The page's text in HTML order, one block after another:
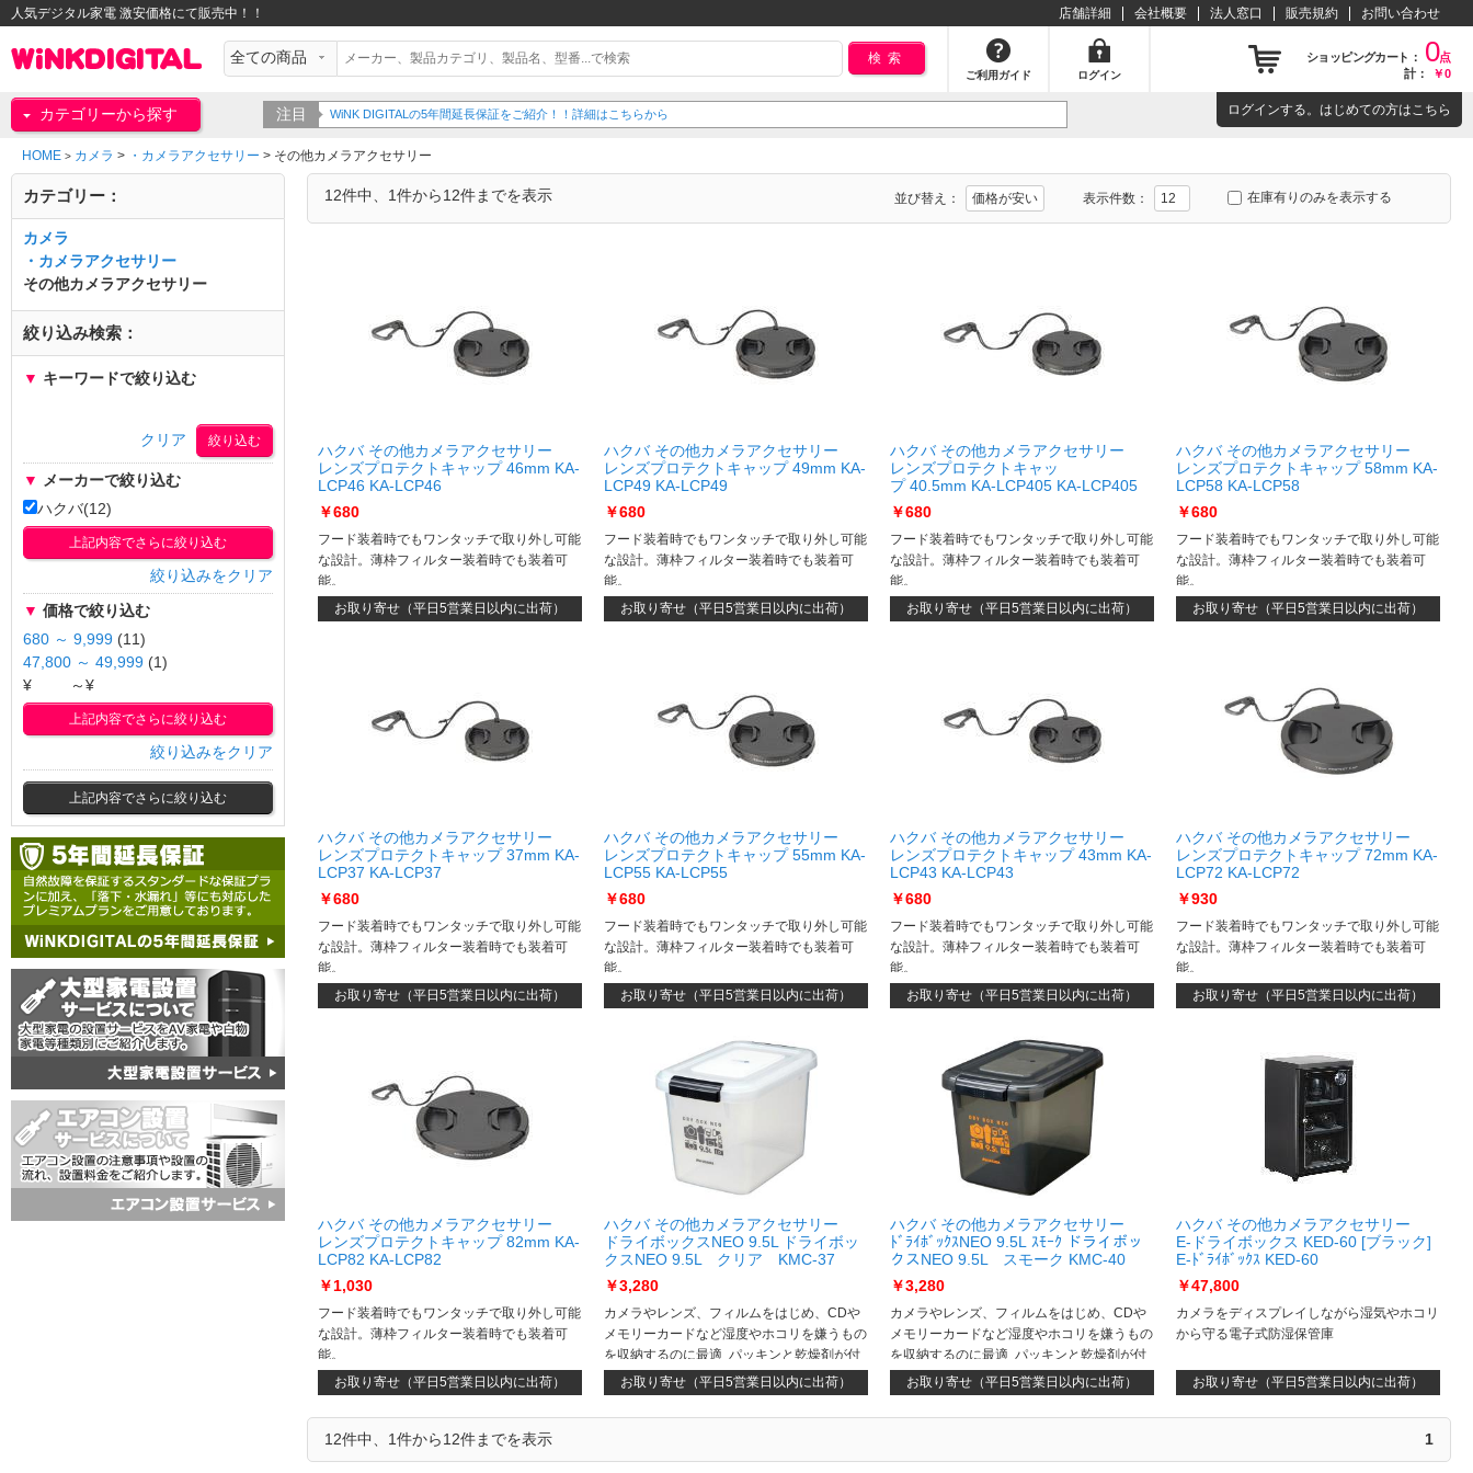
人気デジタル家電 激安価格にて販売中！！ 店舗詳細 会社概要 法人窓口 販売規約 お問い合わせ
検索
ご利用ガイド ログイン
ショッピングカート： 0点
計：
￥0
カテゴリーから探す 注目 WiNK DIGITALの5年間延長保証をご紹介！！詳細はこちらから ログインする。はじめての方はこちら
HOME > カメラ > ・カメラアクセサリー > その他カメラアクセサリー
12件中、1件から12件までを表示 並び替え： 表示件数： 在庫有りのみを表示する
ハクバ その他カメラアクセサリー
レンズプロテクトキャップ 46mm KA-
LCP46 KA-LCP46
￥680
フード装着時でもワンタッチで取り外し可能
な設計。薄枠フィルター装着時でも装着可
能。
お取り寄せ（平日5営業日以内に出荷）
ハクバ その他カメラアクセサリー
レンズプロテクトキャップ 49mm KA-
LCP49 KA-LCP49
￥680
フード装着時でもワンタッチで取り外し可能
な設計。薄枠フィルター装着時でも装着可
能。
お取り寄せ（平日5営業日以内に出荷）
ハクバ その他カメラアクセサリー
レンズプロテクトキャッ
プ 40.5mm KA-LCP405 KA-LCP405
￥680
フード装着時でもワンタッチで取り外し可能
な設計。薄枠フィルター装着時でも装着可
能。
お取り寄せ（平日5営業日以内に出荷）
ハクバ その他カメラアクセサリー
レンズプロテクトキャップ 58mm KA-
LCP58 KA-LCP58
￥680
フード装着時でもワンタッチで取り外し可能
な設計。薄枠フィルター装着時でも装着可
能。
お取り寄せ（平日5営業日以内に出荷）
ハクバ その他カメラアクセサリー
レンズプロテクトキャップ 37mm KA-
LCP37 KA-LCP37
￥680
フード装着時でもワンタッチで取り外し可能
な設計。薄枠フィルター装着時でも装着可
能。
お取り寄せ（平日5営業日以内に出荷）
ハクバ その他カメラアクセサリー
レンズプロテクトキャップ 55mm KA-
LCP55 KA-LCP55
￥680
フード装着時でもワンタッチで取り外し可能
な設計。薄枠フィルター装着時でも装着可
能。
お取り寄せ（平日5営業日以内に出荷）
ハクバ その他カメラアクセサリー
レンズプロテクトキャップ 43mm KA-
LCP43 KA-LCP43
￥680
フード装着時でもワンタッチで取り外し可能
な設計。薄枠フィルター装着時でも装着可
能。
お取り寄せ（平日5営業日以内に出荷）
ハクバ その他カメラアクセサリー
レンズプロテクトキャップ 72mm KA-
LCP72 KA-LCP72
￥930
フード装着時でもワンタッチで取り外し可能
な設計。薄枠フィルター装着時でも装着可
能。
お取り寄せ（平日5営業日以内に出荷）
ハクバ その他カメラアクセサリー
レンズプロテクトキャップ 82mm KA-
LCP82 KA-LCP82
￥1,030
フード装着時でもワンタッチで取り外し可能
な設計。薄枠フィルター装着時でも装着可
能。
お取り寄せ（平日5営業日以内に出荷）
ハクバ その他カメラアクセサリー
ドライボックスNEO 9.5L ドライボッ
クスNEO 9.5L クリア KMC-37
￥3,280
カメラやレンズ、フィルムをはじめ、CDや
メモリーカードなど湿度やホコリを嫌うもの
を収納するのに最適 パッキンと乾燥剤が付
いているので、定期的に乾燥剤を交換すれ
ば、長期間使用できます カビ対策のため
に、防カビ剤との併用をおすすめします
お取り寄せ（平日5営業日以内に出荷）
ハクバ その他カメラアクセサリー
ﾄﾞﾗｲﾎﾞｯｸｽNEO 9.5L ｽﾓｰｸ ドライボッ
クスNEO 9.5L スモーク KMC-40
￥3,280
カメラやレンズ、フィルムをはじめ、CDや
メモリーカードなど湿度やホコリを嫌うもの
を収納するのに最適 パッキンと乾燥剤が付
いているので、定期的に乾燥剤を交換すれ
ば、長期間使用できます カビ対策のため
に、防カビ剤との併用をおすすめします
お取り寄せ（平日5営業日以内に出荷）
ハクバ その他カメラアクセサリー
E-ドライボックス KED-60 [ブラック]
E-ﾄﾞﾗｲﾎﾞｯｸｽ KED-60
￥47,800
カメラをディスプレイしながら湿気やホコリ
から守る電子式防湿保管庫
お取り寄せ（平日5営業日以内に出荷）
12件中、1件から12件までを表示 1
カテゴリー：
カメラ
・カメラアクセサリー
その他カメラアクセサリー
絞り込み検索：
▼ キーワードで絞り込む
クリア
▼ メーカーで絞り込む
ハクバ(12)
上記内容でさらに絞り込む
絞り込みをクリア
▼ 価格で絞り込む
680 ～ 9,999 (11)
47,800 ～ 49,999 (1)
¥
～¥
上記内容でさらに絞り込む
絞り込みをクリア
上記内容でさらに絞り込む